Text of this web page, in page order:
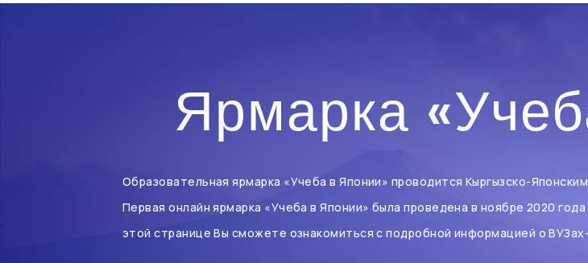
Ярмарка
Образовательная ярмарка «Учеба в Японии» проводится Кыргызско-
Первая онлайн ярмарка «Учеба в Японии» была проведена в ноябре 2020
этой странице Вы сможете ознакомиться с подробной информацией о